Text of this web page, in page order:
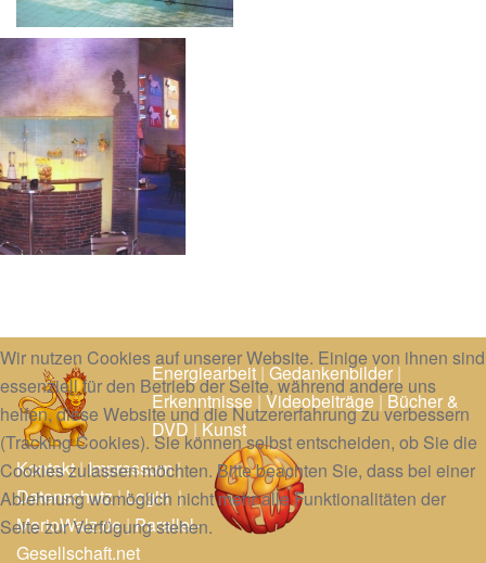
Energiearbeit|Gedankenbilder|
Erkenntnisse|Videobeiträge|Bücher &
DVD|Kunst
Kontakt|Impressum|
Datenschutz|Login|
MarioWalz.de|Parallel-
Gesellschaft.net
Wir nutzen Cookies auf unserer Website. Einige von ihnen sind
essenziell für den Betrieb der Seite, während andere uns
helfen, diese Website und die Nutzererfahrung zu verbessern
(Tracking Cookies). Sie können selbst entscheiden, ob Sie die
Cookies zulassen möchten. Bitte beachten Sie, dass bei einer
Ablehnung womöglich nicht mehr alle Funktionalitäten der
Seite zur Verfügung stehen.